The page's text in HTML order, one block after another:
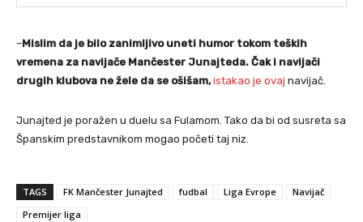
–Mislim da je bilo zanimljivo uneti humor tokom teških
vremena za navijače Mančester Junajteda. Čak i navijači
drugih klubova ne žele da se ošišam,istakao je ovaj navijač.
Junajted je poražen u duelu sa Fulamom. Tako da bi od susreta sa
Španskim predstavnikom mogao početi taj niz.
TAGS FK Mančester Junajted fudbal Liga Evrope
Navijač
Premijer liga